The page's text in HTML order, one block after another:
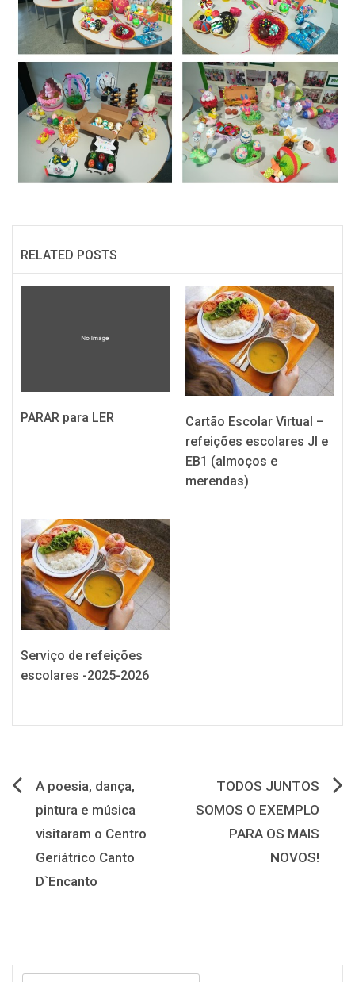
RELATED POSTS
PARAR para LER
Cartão Escolar Virtual –
refeições escolares JI e
EB1 (almoços e
merendas)
Serviço de refeições
escolares -2025-2026
Navegação
de
artigos
A poesia, dança,
pintura e música
visitaram o Centro
Geriátrico Canto
D`Encanto
TODOS JUNTOS
SOMOS O EXEMPLO
PARA OS MAIS
NOVOS!
Pesquisar